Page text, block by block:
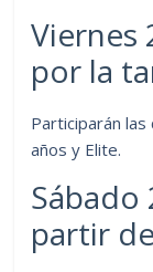
Viernes
por la
Participarán
años y Elite.
Sábado
partir